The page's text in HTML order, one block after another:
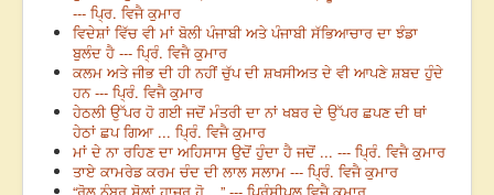
--- ਪ੍ਰਿ. ਵਿਜੈ ਕੁਮਾਰ
ਵਿਦੇਸ਼ਾਂ ਵਿੱਚ ਵੀ ਮਾਂ ਬੋਲੀ ਪੰਜਾਬੀ ਅਤੇ ਪੰਜਾਬੀ ਸੱਭਿਆਚਾਰ ਦਾ ਝੰਡਾ
ਬੁਲੰਦ ਹੈ --- ਪ੍ਰਿੰ. ਵਿਜੈ ਕੁਮਾਰ
ਕਲਮ ਅਤੇ ਜੀਭ ਦੀ ਹੀ ਨਹੀਂ ਚੁੱਪ ਦੀ ਸ਼ਖਸੀਅਤ ਦੇ ਵੀ ਆਪਣੇ ਸ਼ਬਦ ਹੁੰਦੇ
ਹਨ --- ਪ੍ਰਿੰ. ਵਿਜੈ ਕੁਮਾਰ
ਹੇਠਲੀ ਉੱਪਰ ਹੋ ਗਈ ਜਦੋਂ ਮੰਤਰੀ ਦਾ ਨਾਂ ਖਬਰ ਦੇ ਉੱਪਰ ਛਪਣ ਦੀ ਥਾਂ
ਹੇਠਾਂ ਛਪ ਗਿਆ ... ਪ੍ਰਿੰ. ਵਿਜੈ ਕੁਮਾਰ
ਮਾਂ ਦੇ ਨਾ ਰਹਿਣ ਦਾ ਅਹਿਸਾਸ ਉਦੋਂ ਹੁੰਦਾ ਹੈ ਜਦੋਂ ... --- ਪ੍ਰਿੰ. ਵਿਜੈ ਕੁਮਾਰ
ਤਾਏ ਕਾਮਰੇਡ ਕਰਮ ਚੰਦ ਦੀ ਲਾਲ ਸਲਾਮ --- ਪ੍ਰਿੰ. ਵਿਜੈ ਕੁਮਾਰ